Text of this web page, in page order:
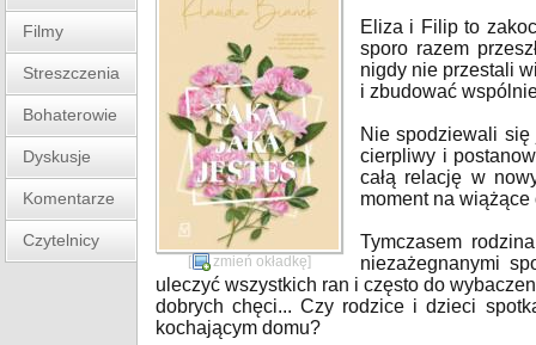
Filmy
Streszczenia
Bohaterowie
Dyskusje
Komentarze
Czytelnicy
[ zmień okładkę]
Eliza i Filip to
sporo razem
nigdy nie przestali
i zbudować
Nie spodziewali
cierpliwy i
całą relację w
moment na wiążące
Tymczasem
niezażegnanymi
uleczyć wszystkich ran i często do
dobrych chęci... Czy rodzice i dzieci
kochającym domu?